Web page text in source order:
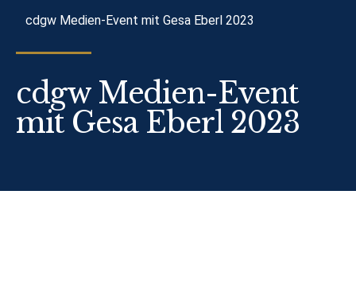
cdgw Medien-Event mit Gesa Eberl 2023
cdgw Medien-Event
mit Gesa Eberl 2023